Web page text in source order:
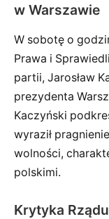
w Warszawie
W sobotę o
Prawa i
partii, Jarosław
prezydenta
Kaczyński
wyraził
wolności,
polskimi.
Krytyka